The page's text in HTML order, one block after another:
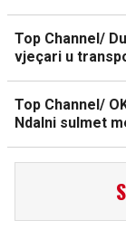
Top Channel/
vjeçari u
Top Channel/
Ndalni sulmet